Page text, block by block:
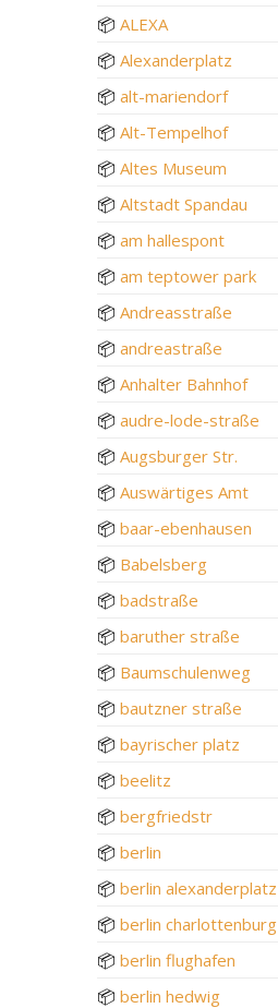
📦 ALEXA
📦 Alexanderplatz
📦 alt-mariendorf
📦 Alt-Tempelhof
📦 Altes Museum
📦 Altstadt Spandau
📦 am hallespont
📦 am teptower park
📦 Andreasstraße
📦 andreastraße
📦 Anhalter Bahnhof
📦 audre-lode-straße
📦 Augsburger Str.
📦 Auswärtiges Amt
📦 baar-ebenhausen
📦 Babelsberg
📦 badstraße
📦 baruther straße
📦 Baumschulenweg
📦 bautzner straße
📦 bayrischer platz
📦 beelitz
📦 bergfriedstr
📦 berlin
📦 berlin alexanderplatz
📦 berlin charlottenburg
📦 berlin flughafen
📦 berlin hedwig